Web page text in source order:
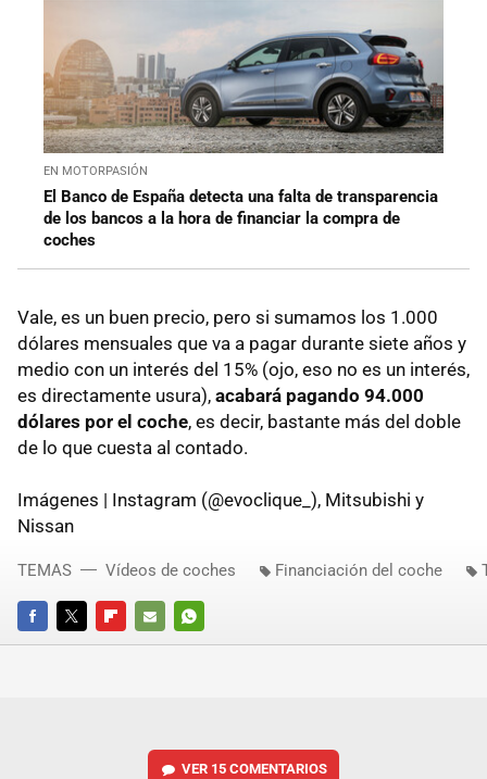
EN MOTORPASIÓN
El Banco de España detecta una falta de transparencia
de los bancos a la hora de financiar la compra de
coches
Vale, es un buen precio, pero si sumamos los 1.000
dólares mensuales que va a pagar durante siete años y
medio con un interés del 15% (ojo, eso no es un interés,
es directamente usura), acabará pagando 94.000
dólares por el coche, es decir, bastante más del doble
de lo que cuesta al contado.
Imágenes | Instagram (@evoclique_), Mitsubishi y
Nissan
FACEBOOKTWITTERFLIPBOARD
E-
WHATSAPP
TEMAS Vídeos de coches Financiación del coche
VER 15 COMENTARIOS